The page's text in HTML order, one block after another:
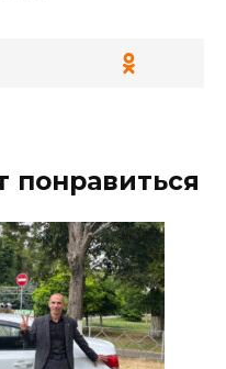
понравиться